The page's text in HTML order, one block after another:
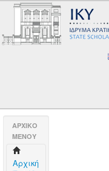
AΡΧΙΚΟ
ΜΕΝΟΥ
Aρχική